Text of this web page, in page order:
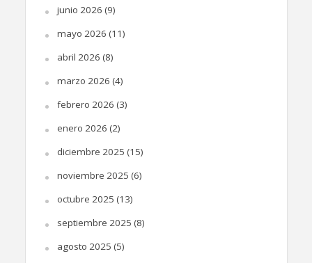
junio 2026 (9)
mayo 2026 (11)
abril 2026 (8)
marzo 2026 (4)
febrero 2026 (3)
enero 2026 (2)
diciembre 2025 (15)
noviembre 2025 (6)
octubre 2025 (13)
septiembre 2025 (8)
agosto 2025 (5)